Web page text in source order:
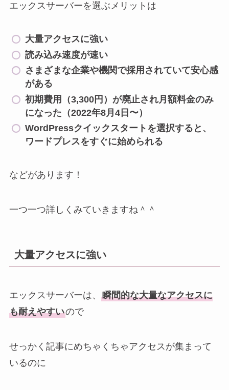
エックスサーバーを選ぶメリットは
大量アクセスに強い
読み込み速度が速い
さまざまな企業や機関で採用されていて安心感
がある
初期費用（3,300円）が廃止され月額料金のみ
になった（2022年8月4日〜）
WordPressクイックスタートを選択すると、
ワードプレスをすぐに始められる
などがあります！
一つ一つ詳しくみていきますね＾＾
大量アクセスに強い
エックスサーバーは、 瞬間的な大量なアクセスに
も耐えやすいので
せっかく記事にめちゃくちゃアクセスが集まって
いるのに